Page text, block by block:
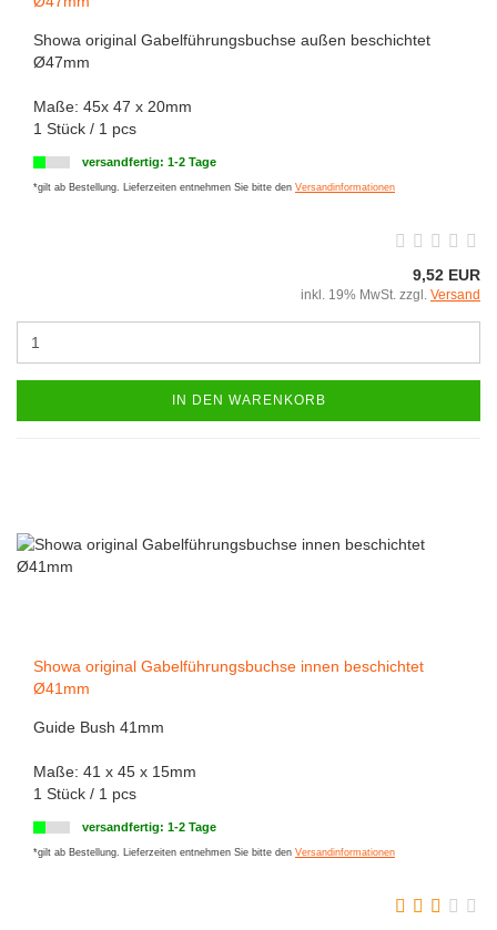
Showa original Gabelführungsbuchse außen beschichtet
Ø47mm
Maße: 45x 47 x 20mm
1 Stück / 1 pcs
versandfertig: 1-2 Tage
*gilt ab Bestellung. Lieferzeiten entnehmen Sie bitte den Versandinformationen
9,52 EUR
inkl. 19% MwSt. zzgl. Versand
IN DEN WARENKORB
Showa original Gabelführungsbuchse innen beschichtet
Ø41mm
Guide Bush 41mm
Maße: 41 x 45 x 15mm
1 Stück / 1 pcs
versandfertig: 1-2 Tage
*gilt ab Bestellung. Lieferzeiten entnehmen Sie bitte den Versandinformationen